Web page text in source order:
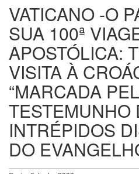
VATICANO -O
SUA 100ª
APOSTÓLICA:
VISITA À
“MARCADA
TESTEMUNHO
INTRÉPIDOS
DO